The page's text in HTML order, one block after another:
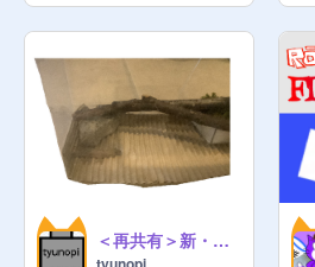
＜再共有＞新・今日の一枚